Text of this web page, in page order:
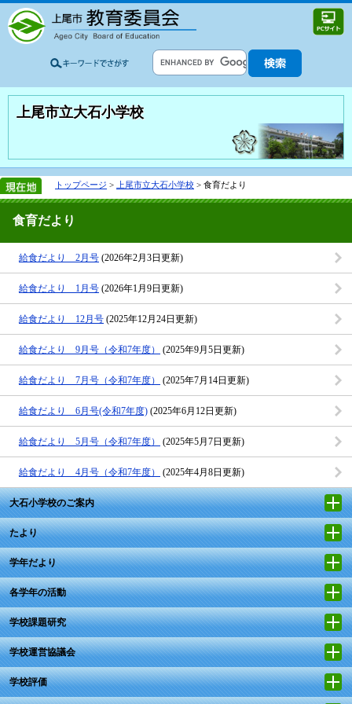
上尾市立大石小学校
トップページ > 上尾市立大石小学校 > 食育だより
食育だより
給食だより 2月号 (2026年2月3日更新)
給食だより 1月号 (2026年1月9日更新)
給食だより 12月号 (2025年12月24日更新)
給食だより 9月号（令和7年度） (2025年9月5日更新)
給食だより 7月号（令和7年度） (2025年7月14日更新)
給食だより 6月号(令和7年度) (2025年6月12日更新)
給食だより 5月号（令和7年度） (2025年5月7日更新)
給食だより 4月号（令和7年度） (2025年4月8日更新)
大石小学校のご案内
たより
学年だより
各学年の活動
学校課題研究
学校運営協議会
学校評価